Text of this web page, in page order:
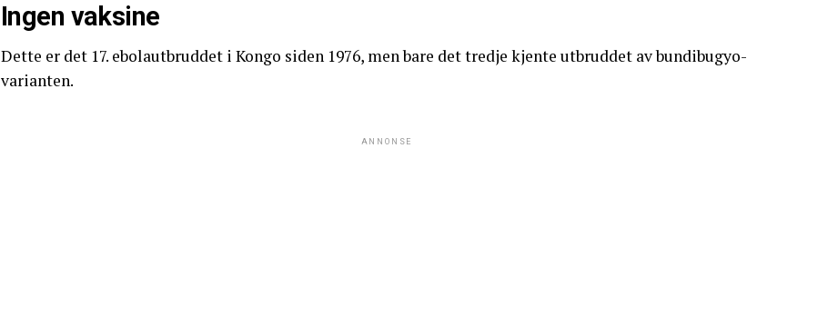
Ingen vaksine
Dette er det 17. ebolautbruddet i Kongo siden 1976, men bare det tredje kjente utbruddet av bundibugyo-
varianten.
ANNONSE